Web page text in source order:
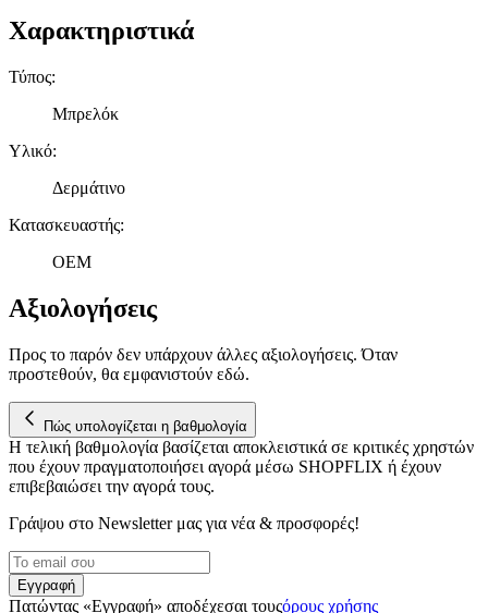
Χαρακτηριστικά
Τύπος:
Μπρελόκ
Υλικό:
Δερμάτινο
Κατασκευαστής:
OEM
Αξιολογήσεις
Προς το παρόν δεν υπάρχουν άλλες αξιολογήσεις. Όταν
προστεθούν, θα εμφανιστούν εδώ.
Πώς υπολογίζεται η βαθμολογία
Η τελική βαθμολογία βασίζεται αποκλειστικά σε κριτικές χρηστών
που έχουν πραγματοποιήσει αγορά μέσω SHOPFLIX ή έχουν
επιβεβαιώσει την αγορά τους.
Γράψου στο Νewsletter μας για νέα & προσφορές!
Εγγραφή
Πατώντας «Εγγραφή» αποδέχεσαι τουςόρους χρήσης